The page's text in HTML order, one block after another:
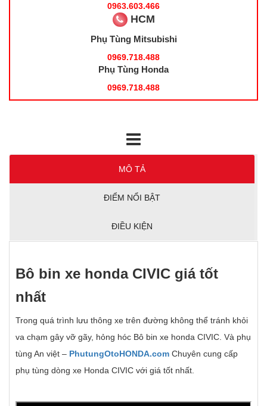
0963.603.466
HCM
Phụ Tùng Mitsubishi
0969.718.488
Phụ Tùng Honda
0969.718.488
MÔ TẢ
ĐIỂM NỔI BẬT
ĐIỀU KIỆN
Bô bin xe honda CIVIC giá tốt
nhất
Trong quá trình lưu thông xe trên đường không thể tránh khỏi
va chạm gây vỡ gãy, hỏng hóc Bô bin xe honda CIVIC. Và phụ
tùng An việt – PhutungOtoHONDA.com Chuyên cung cấp
phụ tùng dòng xe Honda CIVIC với giá tốt nhất.